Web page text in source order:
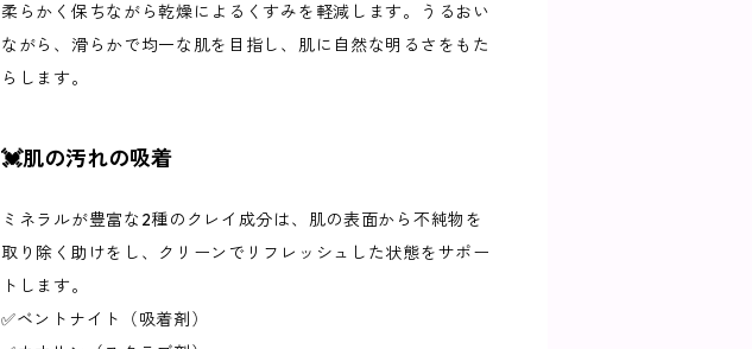
柔らかく保ちながら乾燥によるくすみを軽減します。うるおい
ながら、滑らかで均一な肌を目指し、肌に自然な明るさをもた
らします。
💓肌の汚れの吸着
ミネラルが豊富な2種のクレイ成分は、肌の表面から不純物を
取り除く助けをし、クリーンでリフレッシュした状態をサポー
トします。
✅ベントナイト（吸着剤）